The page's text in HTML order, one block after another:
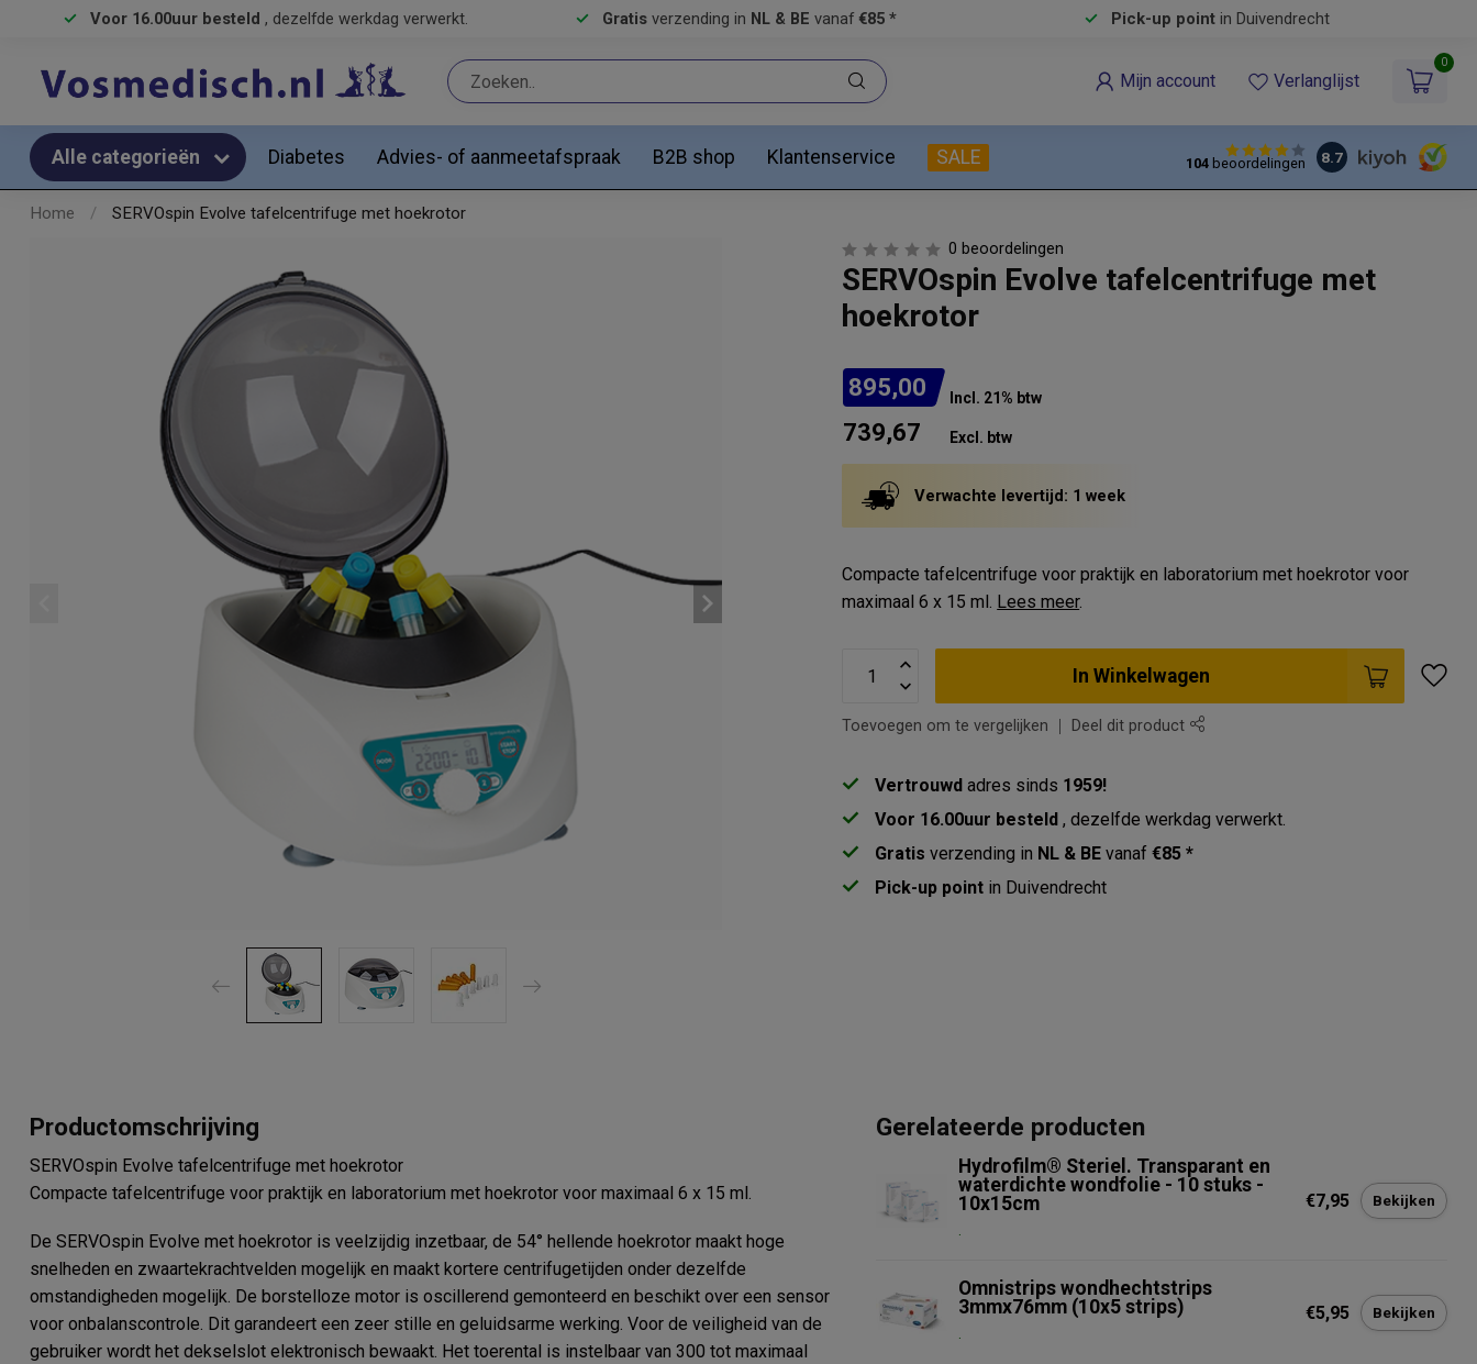
Voor 16.00uur besteld , dezelfde werkdag verwerkt. Gratis verzending in NL & BE vanaf €85 * Pick-up pointin Duivendrecht
Mijn account Verlanglijst
0
Alle categorieën Diabetes Advies- of aanmeetafspraak B2B shop Klantenservice SALE 104beoordelingen 8.7
Home / SERVOspin Evolve tafelcentrifuge met hoekrotor
0 beoordelingen
SERVOspin Evolve tafelcentrifuge met
hoekrotor
895,00 Incl. 21% btw
739,67 Excl. btw
Verwachte levertijd: 1 week
Compacte tafelcentrifuge voor praktijk en laboratorium met hoekrotor voor
maximaal 6 x 15 ml. Lees meer.
In Winkelwagen
Toevoegen om te vergelijken Deel dit product
Vertrouwd adres sinds 1959!
Voor 16.00uur besteld, dezelfde werkdag verwerkt.
Gratis verzending in NL & BE vanaf€85 *
Pick-up point in Duivendrecht
Productomschrijving
SERVOspin Evolve tafelcentrifuge met hoekrotor
Compacte tafelcentrifuge voor praktijk en laboratorium met hoekrotor voor maximaal 6 x 15 ml.
De SERVOspin Evolve met hoekrotor is veelzijdig inzetbaar, de 54° hellende hoekrotor maakt hoge
snelheden en zwaartekrachtvelden mogelijk en maakt kortere centrifugetijden onder dezelfde
omstandigheden mogelijk. De borstelloze motor is oscillerend gemonteerd en beschikt over een sensor
voor onbalanscontrole. Dit garandeert een zeer stille en geluidsarme werking. Voor de veiligheid van de
gebruiker wordt het dekselslot elektronisch bewaakt. Het toerental is instelbaar van 300 tot maximaal
Gerelateerde producten
Hydrofilm® Steriel. Transparant en
waterdichte wondfolie - 10 stuks -
10x15cm
.
€7,95 Bekijken
Omnistrips wondhechtstrips
3mmx76mm (10x5 strips)
.
€5,95 Bekijken